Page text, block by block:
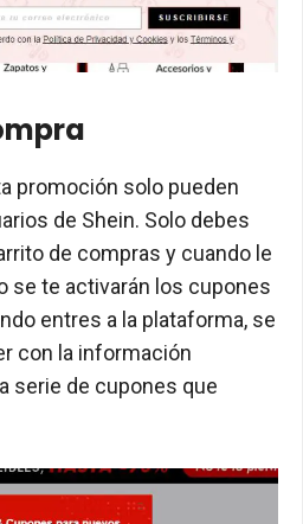
promoción solo pueden
de Shein. Solo debes
de compras y cuando le
se te activarán los cupones
entres a la plataforma, se
con la información
serie de cupones que